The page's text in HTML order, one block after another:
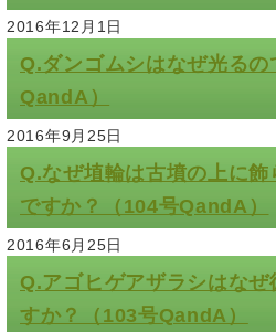
2016年12月1日
Q.ダンゴムシはなぜ光る
QandA）
2016年9月25日
Q.なぜ埴輪は古墳の上に
ですか？（104号QandA）
2016年6月25日
Q.アゴヒゲアザラシはな
すか？（103号QandA）